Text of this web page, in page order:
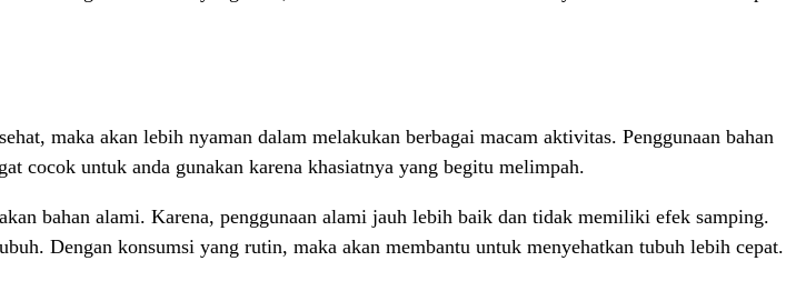
maka akan lebih nyaman dalam melakukan berbagai macam aktivitas. Penggunaan bahan
cocok untuk anda gunakan karena khasiatnya yang begitu melimpah.
bahan alami. Karena, penggunaan alami jauh lebih baik dan tidak memiliki efek samping.
Dengan konsumsi yang rutin, maka akan membantu untuk menyehatkan tubuh lebih cepat.